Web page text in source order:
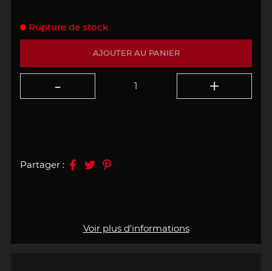
Voir plus d'informations
AJOUTER AU PANIER
Rupture de stock
Partager :